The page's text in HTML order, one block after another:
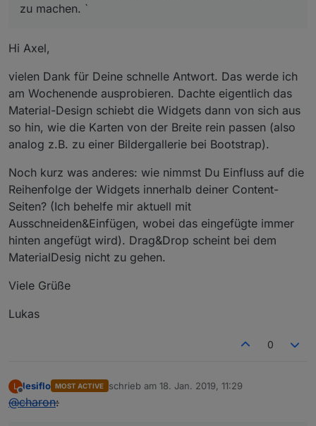
zu machen. `
Hi Axel,
vielen Dank für Deine schnelle Antwort. Das werde ich
am Wochenende ausprobieren. Dachte eigentlich das
Material-Design schiebt die Widgets dann von sich aus
so hin, wie die Karten von der Breite rein passen (also
analog z.B. zu einer Bildergallerie bei Bootstrap).
Noch kurz was anderes: wie nimmst Du Einfluss auf die
Reihenfolge der Widgets innerhalb deiner Content-
Seiten? (Ich behelfe mir aktuell mit
Ausschneiden&Einfügen, wobei das eingefügte immer
hinten angefügt wird). Drag&Drop scheint bei dem
MaterialDesig nicht zu gehen.
Viele Grüße
Lukas
0
L
Offline
lesiflo MOST ACTIVE schrieb am 18. Jan. 2019, 11:29
zuletzt editiert von
@charon: